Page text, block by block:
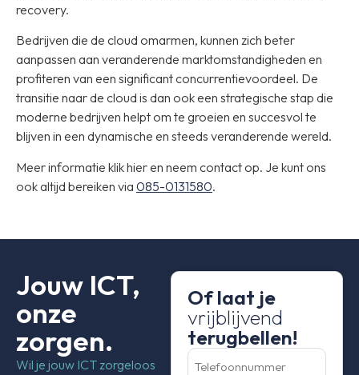
recovery.
Bedrijven die de cloud omarmen, kunnen zich beter
aanpassen aan veranderende marktomstandigheden en
profiteren van een significant concurrentievoordeel. De
transitie naar de cloud is dan ook een strategische stap die
moderne bedrijven helpt om te groeien en succesvol te
blijven in een dynamische en steeds veranderende wereld.
Meer informatie klik hier en neem contact op. Je kunt ons
ook altijd bereiken via 085-0131580.
Jouw ICT,
onze
zorgen.
Wil je jouw ICT zorgeloos
Of laat je
vrijblijvend
terugbellen!
Telefoonnummer(Vereist)